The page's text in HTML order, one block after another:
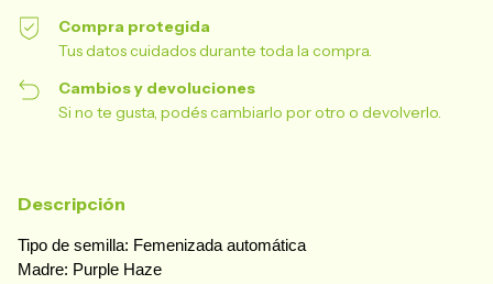
Compra protegida
Tus datos cuidados durante toda la compra.
Cambios y devoluciones
Si no te gusta, podés cambiarlo por otro o devolverlo.
Descripción
Tipo de semilla: Femenizada automática
Madre: Purple Haze